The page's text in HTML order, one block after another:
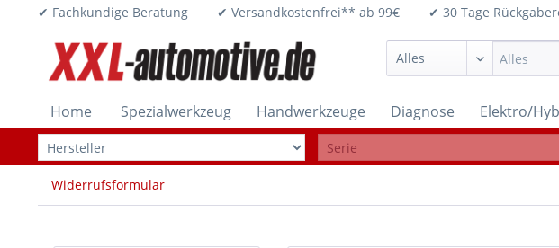
✔ Fachkundige Beratung ✔ Versandkostenfrei** ab 99€ ✔ 30 Tage
Home Spezialwerkzeug Handwerkzeuge Diagnose Elektro/
Widerrufsformular